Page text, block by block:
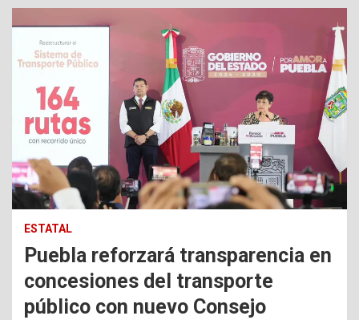
ESTATAL
Puebla reforzará transparencia en
concesiones del transporte
público con nuevo Consejo